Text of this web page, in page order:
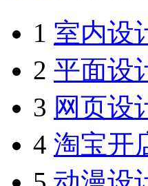
1 室内设
2 平面设
3 网页设
4 淘宝开